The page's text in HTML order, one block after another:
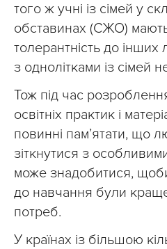
того ж учні із сімей у
обставинах (СЖО)
толерантність до
з однолітками із сімей
Тож під час
освітніх практик і
повинні пам’ятати, що
зіткнутися з
може знадобитися,
до навчання були краще
потреб.
У країнах із більшою